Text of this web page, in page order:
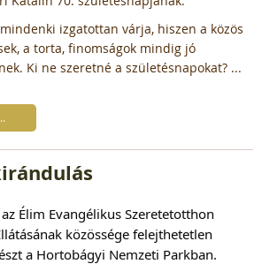
izgatottan várja, hiszen a közös
a torta, finomságok mindig jó
Ki ne szeretné a születésnapokat? ...
Élim Evangélikus Szeretetotthon
közössége felejthetetlen
a Hortobágyi Nemzeti Parkban.